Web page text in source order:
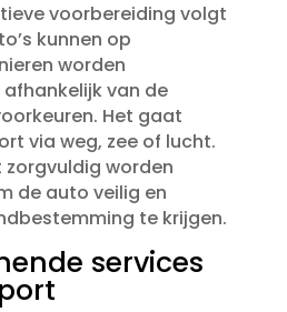
voorbereiding volgt
kunnen op
worden
van de
Het gaat
via weg, zee of lucht.​
worden
de auto veilig en
te krijgen.​
services